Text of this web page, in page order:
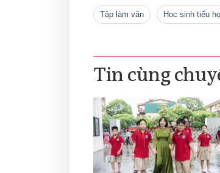
tập làm văn học sinh tiểu
Tin cùng